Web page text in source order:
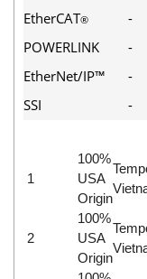
Durag
Dwyer
DYH
Dynisco
E2S
Earthtech
Eaton
EBMPAPST
EtherCAT® -
POWERLINK
-
EtherNet/IP™
-
SSI
-
1
100%
USA
Origin
2
100%
USA
Origin